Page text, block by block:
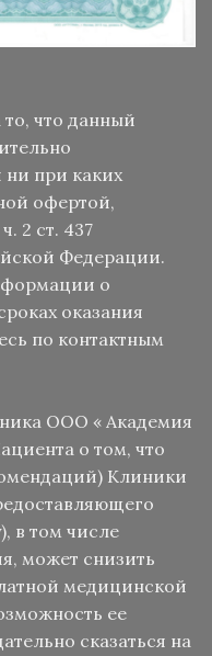
что данный
при каких
офертой,
2 ст. 437
Федерации.
о
оказания
по контактным
ООО « Академия
о том, что
Клиники
в том числе
может снизить
медицинской
ее
сказаться на